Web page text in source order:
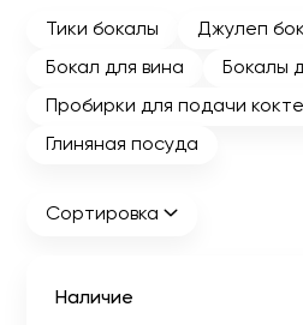
Тики бокалы Джулеп
Бокал для вина
Бокалы
Пробирки для подачи
Глиняная посуда
Сортировка
Наличие